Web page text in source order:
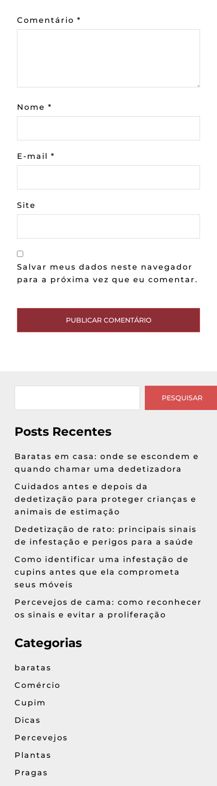
Comentário *
Nome *
E-mail *
Site
Salvar meus dados neste navegador
para a próxima vez que eu comentar.
PESQUISAR
Posts Recentes
Baratas em casa: onde se escondem e
quando chamar uma dedetizadora
Cuidados antes e depois da
dedetização para proteger crianças e
animais de estimação
Dedetização de rato: principais sinais
de infestação e perigos para a saúde
Como identificar uma infestação de
cupins antes que ela comprometa
seus móveis
Percevejos de cama: como reconhecer
os sinais e evitar a proliferação
Categorias
baratas
Comércio
Cupim
Dicas
Percevejos
Plantas
Pragas